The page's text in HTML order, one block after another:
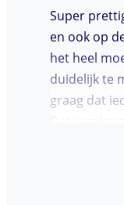
Super
en ook op
het heel
duidelijk te
graag dat
Dat is